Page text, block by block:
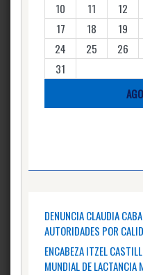
10
11 12
17
18 19
24
25 26
31
DENUNCIA CLAUDIA
AUTORIDADES POR
ENCABEZA ITZEL
MUNDIAL DE LACTANCIA